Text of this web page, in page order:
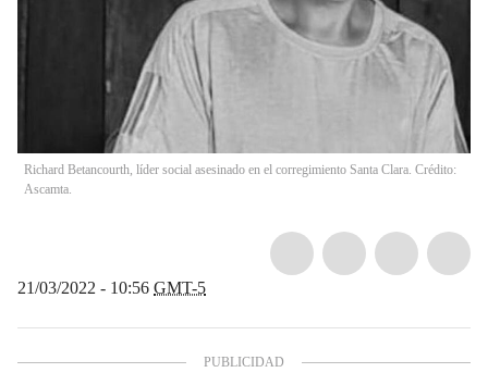
Richard Betancourth, líder social asesinado en el corregimiento Santa Clara. Crédito:
Ascamta.
21/03/2022 - 10:56 GMT-5